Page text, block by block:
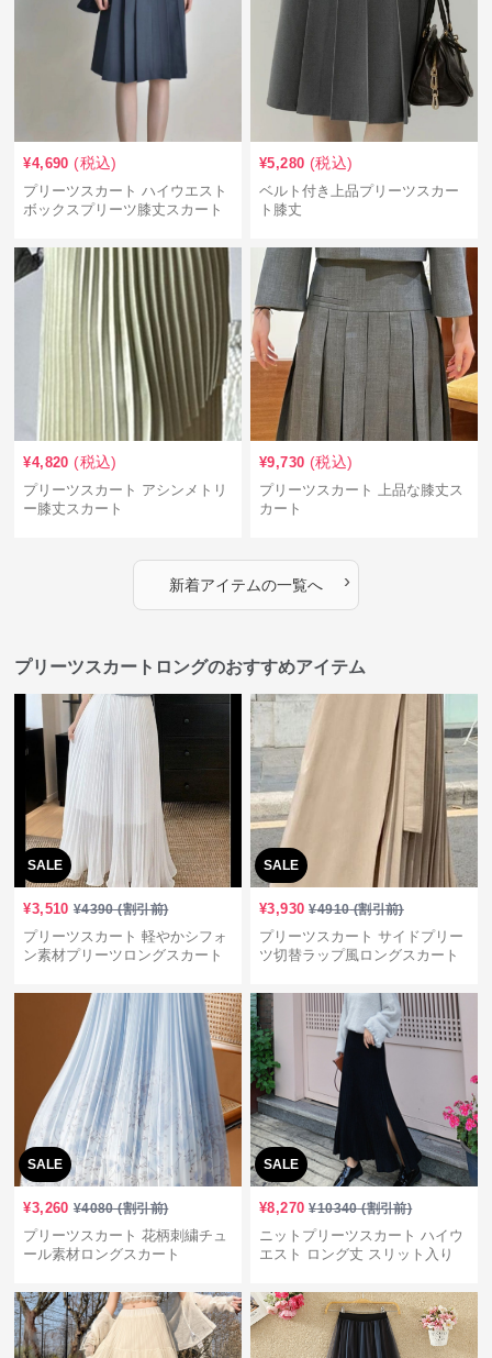
¥4,690 (税込)
プリーツスカート ハイウエスト
ボックスプリーツ膝丈スカート
¥5,280 (税込)
ベルト付き上品プリーツスカー
ト膝丈
¥4,820 (税込)
プリーツスカート アシンメトリ
ー膝丈スカート
¥9,730 (税込)
プリーツスカート 上品な膝丈ス
カート
新着アイテムの一覧へ ›
プリーツスカートロングのおすすめアイテム
SALE
¥3,510 ¥4390(割引前)
プリーツスカート 軽やかシフォ
ン素材プリーツロングスカート
SALE
¥3,930 ¥4910(割引前)
プリーツスカート サイドプリー
ツ切替ラップ風ロングスカート
SALE
¥3,260 ¥4080(割引前)
プリーツスカート 花柄刺繍チュ
ール素材ロングスカート
SALE
¥8,270 ¥10340(割引前)
ニットプリーツスカート ハイウ
エスト ロング丈 スリット入り